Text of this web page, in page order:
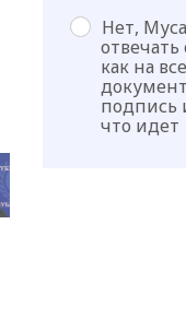
Нет,
как на
подпись
что идет